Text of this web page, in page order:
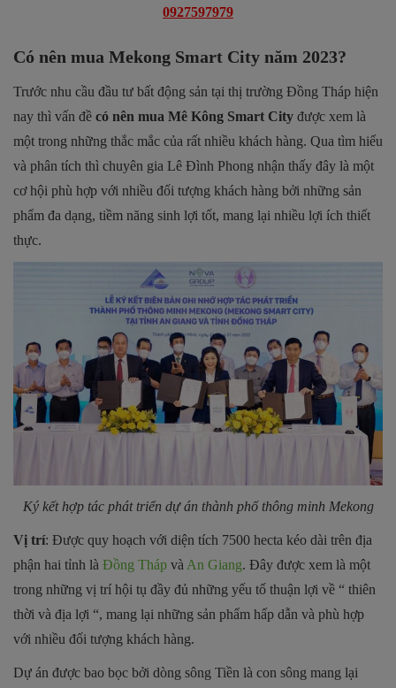
0927597979
Có nên mua Mekong Smart City năm 2023?
Trước nhu cầu đầu tư bất động sản tại thị trường Đồng Tháp hiện
nay thì vấn đề có nên mua Mê Kông Smart City được xem là
một trong những thắc mắc của rất nhiều khách hàng. Qua tìm hiểu
và phân tích thì chuyên gia Lê Đình Phong nhận thấy đây là một
cơ hội phù hợp với nhiều đối tượng khách hàng bởi những sản
phẩm đa dạng, tiềm năng sinh lợi tốt, mang lại nhiều lợi ích thiết
thực.
Ký kết hợp tác phát triển dự án thành phố thông minh Mekong
Vị trí: Được quy hoạch với diện tích 7500 hecta kéo dài trên địa
phận hai tỉnh là Đồng Tháp và An Giang. Đây được xem là một
trong những vị trí hội tụ đầy đủ những yếu tố thuận lợi về “ thiên
thời và địa lợi “, mang lại những sản phẩm hấp dẫn và phù hợp
với nhiều đối tượng khách hàng.
Dự án được bao bọc bởi dòng sông Tiền là con sông mang lại